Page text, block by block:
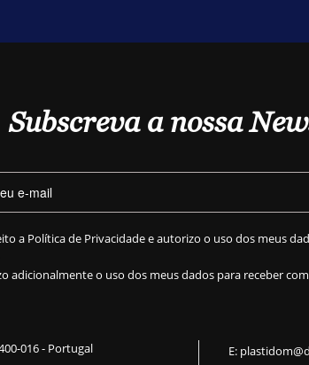
Subscreva a nossa
a Política de Privacidadee autorizo o uso dos meus
adicionalmente o uso dos meus dados para receber
016 - Portugal
E: